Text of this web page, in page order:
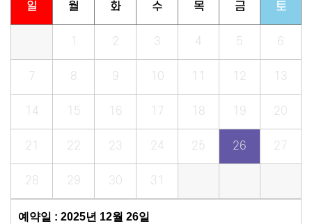
일 월 화 수 목 금 토
1 2 3 4 5 6
7 8 9 10 11 12 13
14 15 16 17 18 19 20
21 22 23 24 25 26 27
28 29 30 31
예약일 : 2025년 12월 26일